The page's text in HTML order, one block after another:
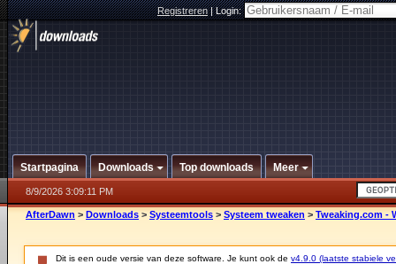
Registreren|Login:
Startpagina Downloads Top downloads Meer
8/9/2026 3:09:11 PM
AfterDawn > Downloads > Systeemtools > Systeem tweaken > Tweaking.com -
Dit is een oude versie van deze software. Je kunt ook de v4.9.0 (laatste stabiele